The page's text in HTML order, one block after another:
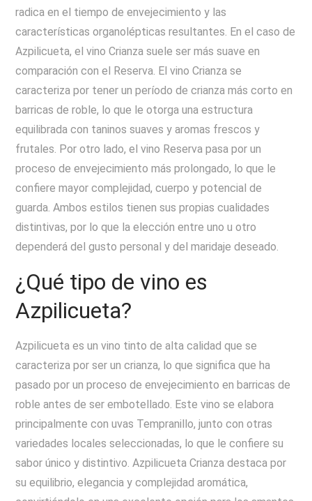
radica en el tiempo de envejecimiento y las
características organolépticas resultantes. En el caso de
Azpilicueta, el vino Crianza suele ser más suave en
comparación con el Reserva. El vino Crianza se
caracteriza por tener un período de crianza más corto en
barricas de roble, lo que le otorga una estructura
equilibrada con taninos suaves y aromas frescos y
frutales. Por otro lado, el vino Reserva pasa por un
proceso de envejecimiento más prolongado, lo que le
confiere mayor complejidad, cuerpo y potencial de
guarda. Ambos estilos tienen sus propias cualidades
distintivas, por lo que la elección entre uno u otro
dependerá del gusto personal y del maridaje deseado.
¿Qué tipo de vino es
Azpilicueta?
Azpilicueta es un vino tinto de alta calidad que se
caracteriza por ser un crianza, lo que significa que ha
pasado por un proceso de envejecimiento en barricas de
roble antes de ser embotellado. Este vino se elabora
principalmente con uvas Tempranillo, junto con otras
variedades locales seleccionadas, lo que le confiere su
sabor único y distintivo. Azpilicueta Crianza destaca por
su equilibrio, elegancia y complejidad aromática,